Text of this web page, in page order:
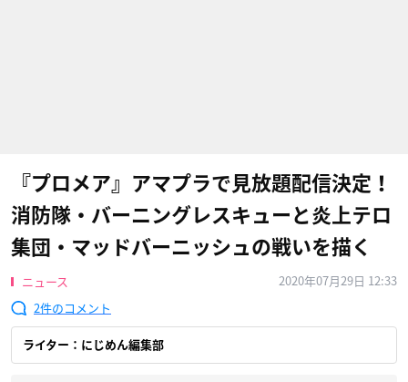
『プロメア』アマプラで見放題配信決定！
消防隊・バーニングレスキューと炎上テロ
集団・マッドバーニッシュの戦いを描く
ニュース
2020年07月29日 12:33
2
ライター：にじめん編集部